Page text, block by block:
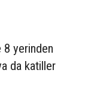
8 yerinden
da katiller